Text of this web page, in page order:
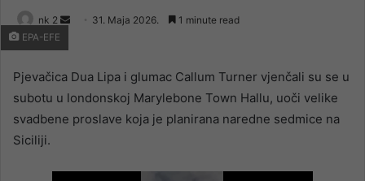
nk 2
Send 31. Maja 2026. 1 minute read
EPA-EFE
Pjevačica Dua Lipa i glumac Callum Turner vjenčali su se u
subotu u londonskoj Marylebone Town Hallu, uoči velike
svadbene proslave koja je planirana naredne sedmice na
Siciliji.